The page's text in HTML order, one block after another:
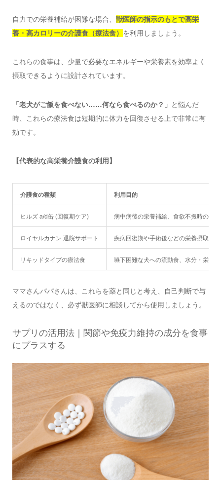
自力での栄養補給が困難な場合、 獣医師の指示のもとで高栄
養・高カロリーの介護食（療法食） を利用しましょう。
これらの食事は、少量で必要なエネルギーや栄養素を効率よく
摂取できるように設計されています。
「老犬がご飯を食べない……何なら食べるのか？」 と悩んだ
時、これらの療法食は短期的に体力を回復させる上で非常に有
効です。
【代表的な高栄養介護食の利用】
介護食の種類 利用目的
ヒルズ a/d缶 (回復期ケア) 病中病後の栄養補給、食欲不振時の高
ロイヤルカナン 退院サポート 疾病回復期や手術後などの栄養摂取
リキッドタイプの療法食 嚥下困難な犬への流動食、水分・栄養
ママさんパパさんは、これらを薬と同じと考え、自己判断で与
えるのではなく、必ず獣医師に相談してから使用しましょう。
サプリの活用法｜関節や免疫力維持の成分を食事
にプラスする